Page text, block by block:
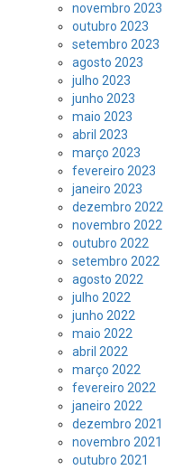
novembro 2023
outubro 2023
setembro 2023
agosto 2023
julho 2023
junho 2023
maio 2023
abril 2023
março 2023
fevereiro 2023
janeiro 2023
dezembro 2022
novembro 2022
outubro 2022
setembro 2022
agosto 2022
julho 2022
junho 2022
maio 2022
abril 2022
março 2022
fevereiro 2022
janeiro 2022
dezembro 2021
novembro 2021
outubro 2021